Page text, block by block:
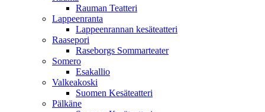
Rauman Teatteri
Lappeenranta
Lappeenrannan kesäteatteri
Raasepori
Raseborgs Sommarteater
Somero
Esakallio
Valkeakoski
Suomen Kesäteatteri
Pälkäne